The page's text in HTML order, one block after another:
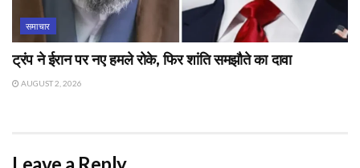
समाचार
ट्रंप ने ईरान पर नए हमले रोके, फिर शांति समझौते का दावा
AUGUST 2, 2026